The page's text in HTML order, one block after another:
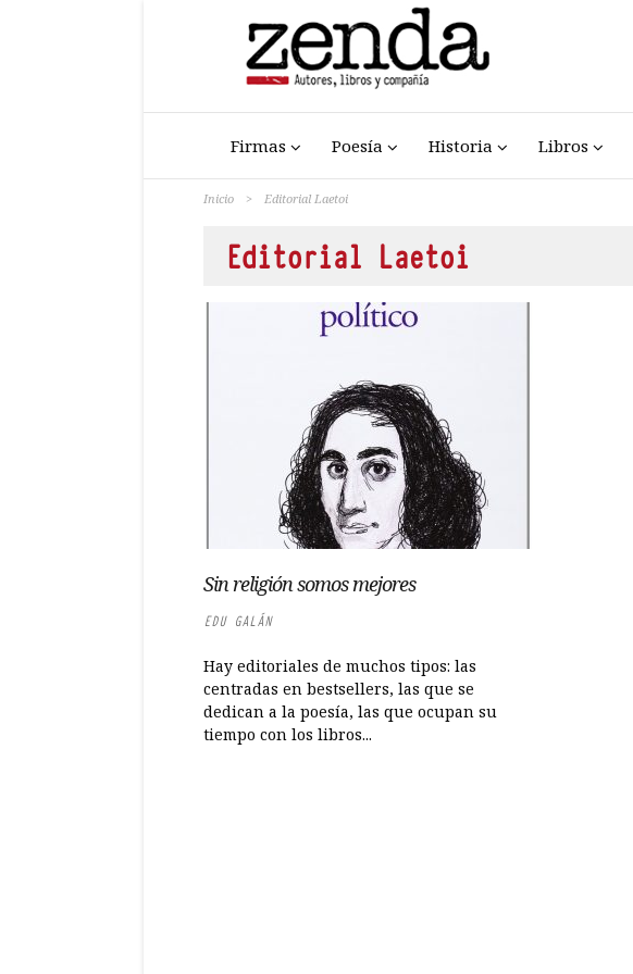
Firmas Poesía Historia Libros
Inicio > Editorial Laetoi
Editorial Laetoi
Sin religión somos mejores
EDU GALÁN
Hay editoriales de muchos tipos: las
centradas en bestsellers, las que se
dedican a la poesía, las que ocupan su
tiempo con los libros...